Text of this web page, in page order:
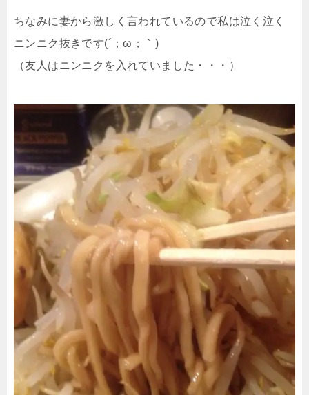
ちなみに妻から激しく言われているので私は泣く泣く
ニンニク抜きです(´；ω；｀)
（友人はニンニクを入れていました・・・）